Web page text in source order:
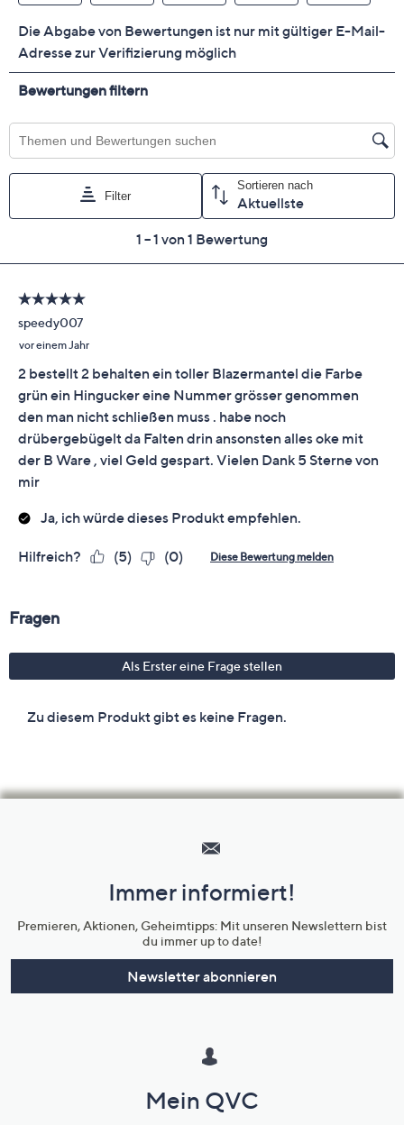
Unternehmensinformationen
Immer informiert!
Premieren, Aktionen, Geheimtipps: Mit unseren Newslettern bist
du immer up to date!
Newsletter abonnieren
Mein QVC